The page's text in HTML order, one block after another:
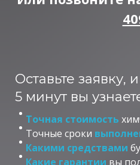
Оставьте заявку,
5 минут вы
Точная стоимость
Точные сроки
Какими средствами
Какие гарантии вы